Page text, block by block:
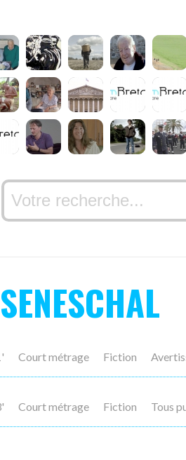
Court métrage Fiction
Court métrage Fiction Tous